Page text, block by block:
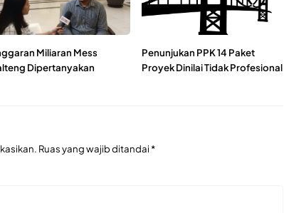
Miliaran Mess
Dipertanyakan
Penunjukan PPK 14 Paket
Proyek Dinilai Tidak Profesional
Ruas yang wajib ditandai*